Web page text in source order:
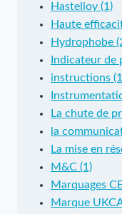
Hastelloy (1)
Haute
Hydrophobe
Indicateur de
instructions
La chute de
la
La mise en
M&C (1)
Marquages
Marque